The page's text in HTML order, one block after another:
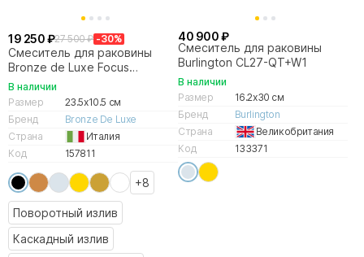
19 250 ₽27 500 ₽ -30%
Смеситель для раковины
Bronze de Luxe Focus
24686BG
В наличии
Размер
23.5x10.5 см
Бренд
Bronze De Luxe
Страна
Италия
Код
157811
+8
Поворотный излив
Каскадный излив
40 900 ₽
Смеситель для раковины
Burlington CL27-QT+W1
В наличии
Размер
16.2x30 см
Бренд
Burlington
Страна
Великобритания
Код
133371